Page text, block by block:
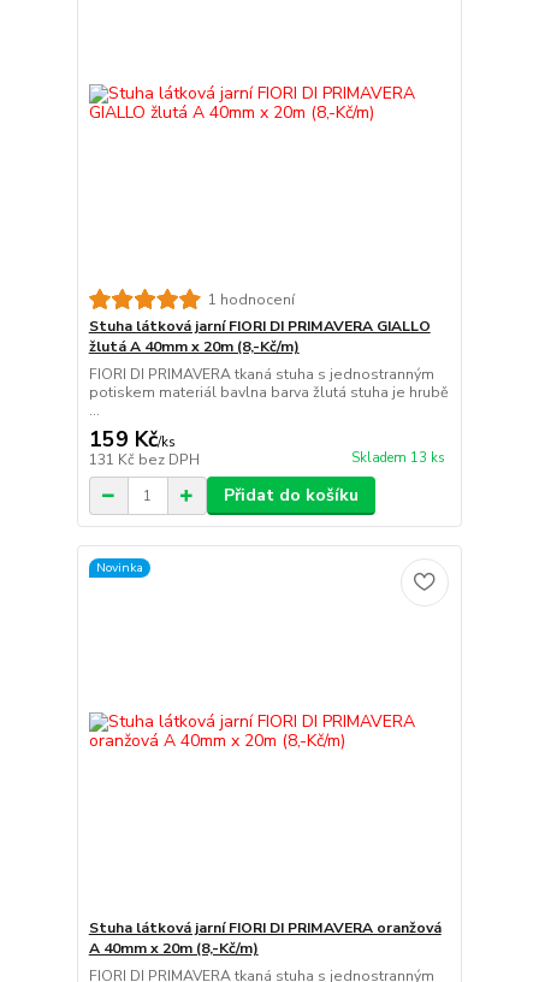
1 hodnocení
Stuha látková jarní FIORI DI PRIMAVERA GIALLO
žlutá A 40mm x 20m (8,-Kč/m)
FIORI DI PRIMAVERA tkaná stuha s jednostranným
potiskem materiál bavlna barva žlutá stuha je hrubě
...
159 Kč/ks
131 Kč bez DPH Skladem 13 ks
Přidat do košíku
Novinka
Stuha látková jarní FIORI DI PRIMAVERA oranžová
A 40mm x 20m (8,-Kč/m)
FIORI DI PRIMAVERA tkaná stuha s jednostranným